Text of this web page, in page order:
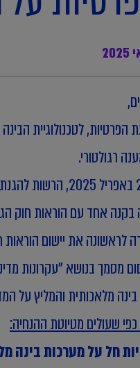
לטכנולוגיית
רגולטורי.
לאור האמור,
אחד עם הוראות חוק
בינה מלאכותית והמליץ על
שעולים מטיוטת ההנחיה:
חל על מערכות בינה